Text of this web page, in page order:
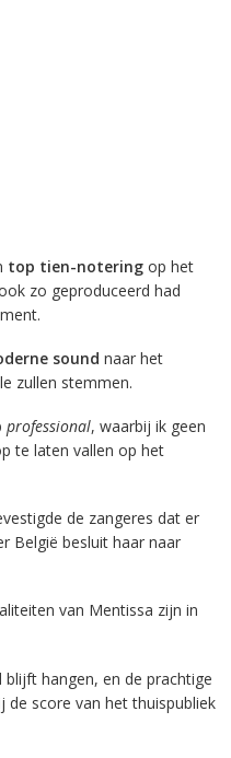
top tien-noteringop het
zo geproduceerd had
sound naar het
zullen stemmen.
professional, waarbij ik geen
te laten vallen op het
de zangeres dat er
België besluit haar naar
van Mentissa zijn in
hangen, en de prachtige
de score van het thuispubliek